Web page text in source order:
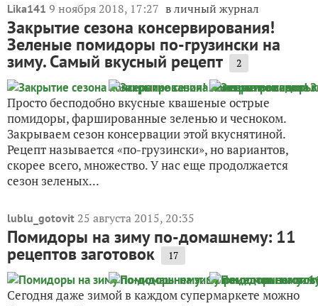
Lika141 9 ноября 2018, 17:27 в личный журнал
Закрытие сезона консервирования!
Зеленые помидоры по-грузински на
зиму. Самый вкусный рецепт 2
Просто бесподобно вкусные квашеные острые
помидоры, фаршированные зеленью и чесноком.
Закрываем сезон консервации этой вкуснятиной.
Рецепт называется «по-грузински», но вариантов,
скорее всего, множество. У нас еще продолжается
сезон зеленых...
lublu_gotovit 25 августа 2015, 20:35
Помидоры на зиму по-домашнему: 11
рецептов заготовок 17
Сегодня даже зимой в каждом супермаркете можно